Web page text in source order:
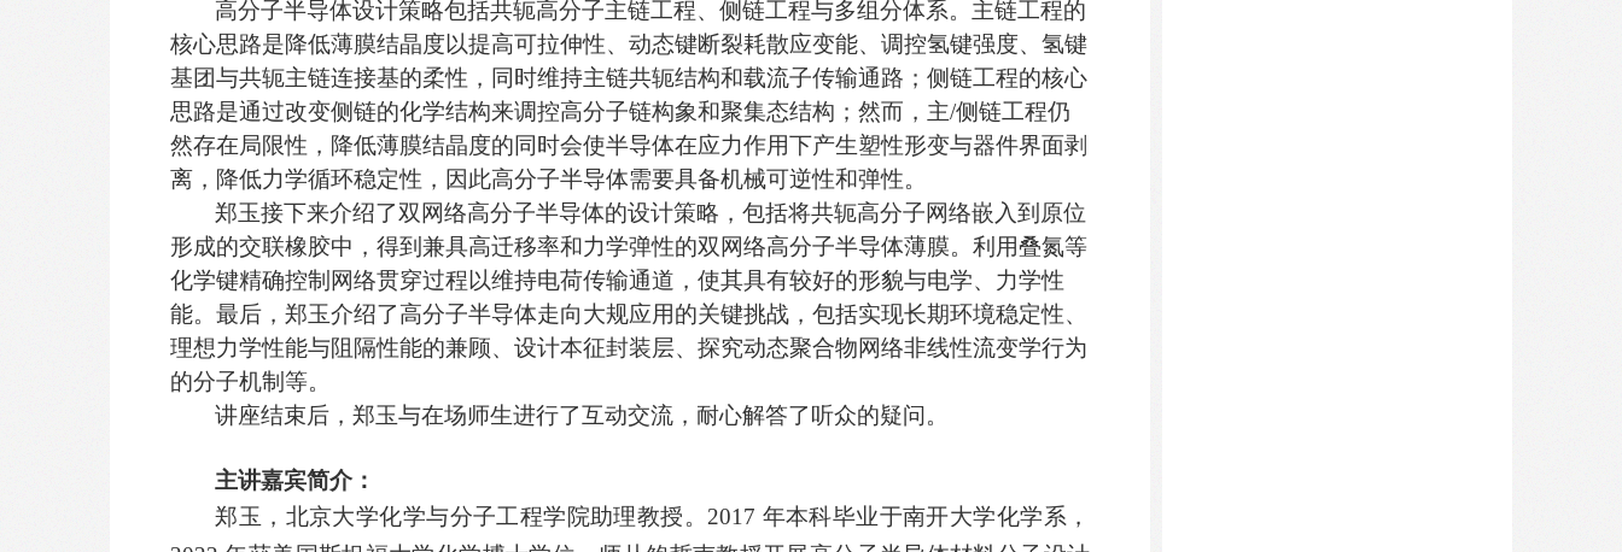
高分子半导体设计策略包括共轭高分子主链工程、侧链工程与多组分体系。主链工程的
核心思路是降低薄膜结晶度以提高可拉伸性、动态键断裂耗散应变能、调控氢键强度、氢键
基团与共轭主链连接基的柔性，同时维持主链共轭结构和载流子传输通路；侧链工程的核心
思路是通过改变侧链的化学结构来调控高分子链构象和聚集态结构；然而，主/侧链工程仍
然存在局限性，降低薄膜结晶度的同时会使半导体在应力作用下产生塑性形变与器件界面剥
离，降低力学循环稳定性，因此高分子半导体需要具备机械可逆性和弹性。
郑玉接下来介绍了双网络高分子半导体的设计策略，包括将共轭高分子网络嵌入到原位
形成的交联橡胶中，得到兼具高迁移率和力学弹性的双网络高分子半导体薄膜。利用叠氮等
化学键精确控制网络贯穿过程以维持电荷传输通道，使其具有较好的形貌与电学、力学性
能。最后，郑玉介绍了高分子半导体走向大规应用的关键挑战，包括实现长期环境稳定性、
理想力学性能与阻隔性能的兼顾、设计本征封装层、探究动态聚合物网络非线性流变学行为
的分子机制等。
讲座结束后，郑玉与在场师生进行了互动交流，耐心解答了听众的疑问。
主讲嘉宾简介：
郑玉，北京大学化学与分子工程学院助理教授。 2017 年本科毕业于南开大学化学系，